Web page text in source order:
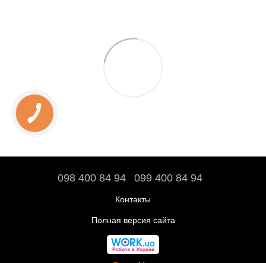
098 400 84 94‬ 099 400 84 94
Контакты
Полная версия сайта